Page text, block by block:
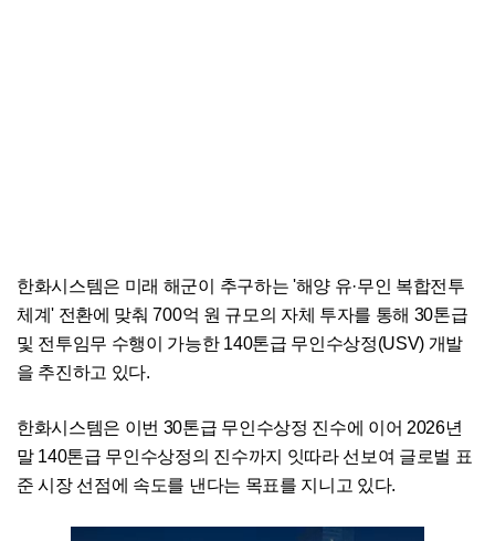
한화시스템은 미래 해군이 추구하는 '해양 유·무인 복합전투
체계' 전환에 맞춰 700억 원 규모의 자체 투자를 통해 30톤급
및 전투임무 수행이 가능한 140톤급 무인수상정(USV) 개발
을 추진하고 있다.
한화시스템은 이번 30톤급 무인수상정 진수에 이어 2026년
말 140톤급 무인수상정의 진수까지 잇따라 선보여 글로벌 표
준 시장 선점에 속도를 낸다는 목표를 지니고 있다.